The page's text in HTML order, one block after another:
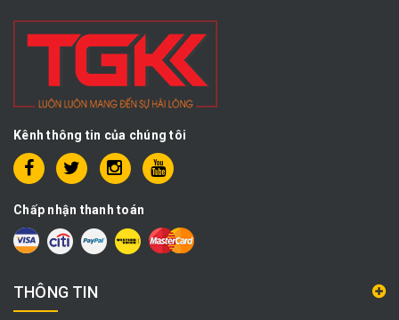
Kênh thông tin của chúng tôi
Chấp nhận thanh toán
THÔNG TIN